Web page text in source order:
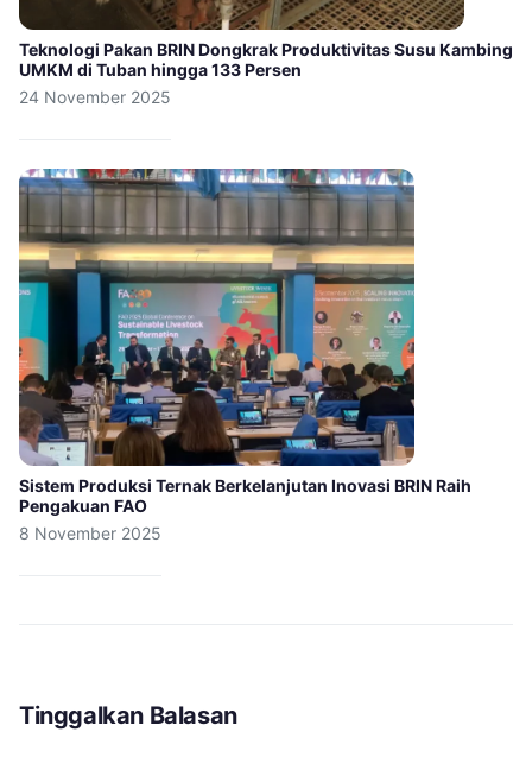
Teknologi Pakan BRIN Dongkrak Produktivitas Susu Kambing
UMKM di Tuban hingga 133 Persen
24 November 2025
Sistem Produksi Ternak Berkelanjutan Inovasi BRIN Raih
Pengakuan FAO
8 November 2025
Tinggalkan Balasan